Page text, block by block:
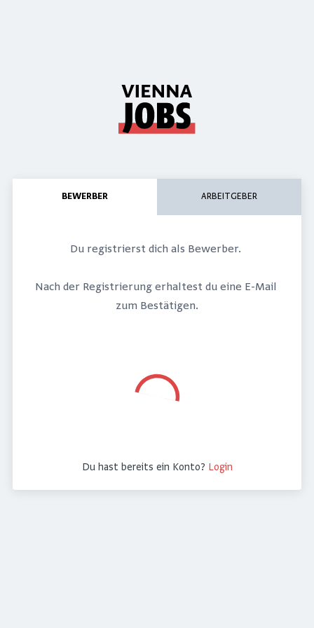
Neues
BEWERBER ARBEITGEBER
Du registrierst dich als Bewerber.
Nach der Registrierung erhaltest du eine E-Mail
zum Bestätigen.
Du hast bereits ein Konto? Login